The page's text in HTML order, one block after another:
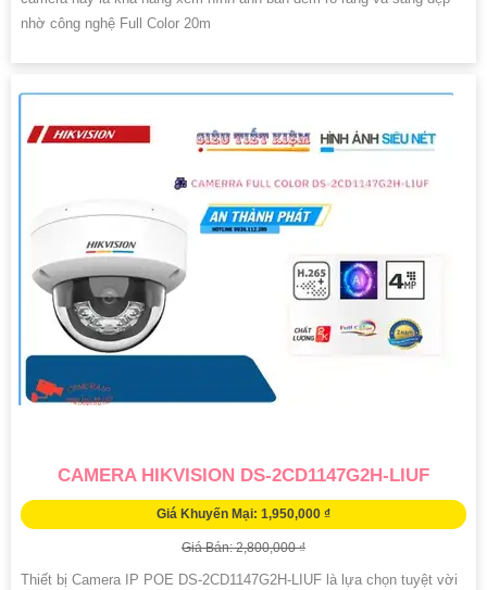
nhờ công nghệ Full Color 20m
CAMERA HIKVISION DS-2CD1147G2H-LIUF
Giá Khuyến Mại: 1,950,000 ₫
Giá Bán: 2,800,000 ₫
Thiết bị Camera IP POE DS-2CD1147G2H-LIUF là lựa chọn tuyệt vời